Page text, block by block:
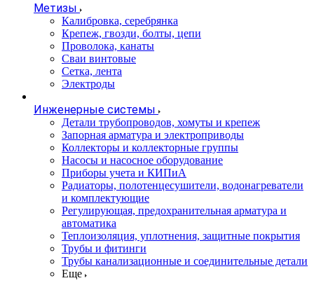
Метизы
Калибровка, серебрянка
Крепеж, гвозди, болты, цепи
Проволока, канаты
Сваи винтовые
Сетка, лента
Электроды
Инженерные системы
Детали трубопроводов, хомуты и крепеж
Запорная арматура и электроприводы
Коллекторы и коллекторные группы
Насосы и насосное оборудование
Приборы учета и КИПиА
Радиаторы, полотенцесушители, водонагреватели
и комплектующие
Регулирующая, предохранительная арматура и
автоматика
Теплоизоляция, уплотнения, защитные покрытия
Трубы и фитинги
Трубы канализационные и соединительные детали
Еще